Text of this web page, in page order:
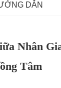
DẪN
Nhân
Tâm